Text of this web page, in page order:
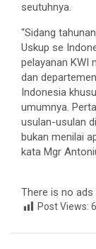
seutuhnya.
“Sidang
Uskup se
pelayanan KWI
dan
Indonesia
umumnya.
usulan-usulan
bukan menilai
kata Mgr
There is no
Post Views: